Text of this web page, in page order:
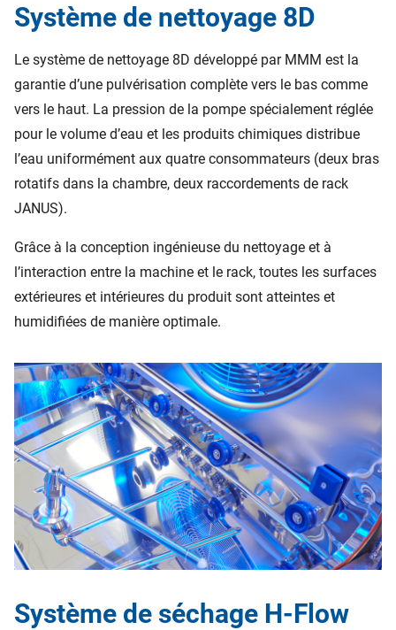
Système de nettoyage 8D
Le système de nettoyage 8D développé par MMM est la
garantie d’une pulvérisation complète vers le bas comme
vers le haut. La pression de la pompe spécialement réglée
pour le volume d’eau et les produits chimiques distribue
l’eau uniformément aux quatre consommateurs (deux bras
rotatifs dans la chambre, deux raccordements de rack
JANUS).
Grâce à la conception ingénieuse du nettoyage et à
l’interaction entre la machine et le rack, toutes les surfaces
extérieures et intérieures du produit sont atteintes et
humidifiées de manière optimale.
Système de séchage H-Flow